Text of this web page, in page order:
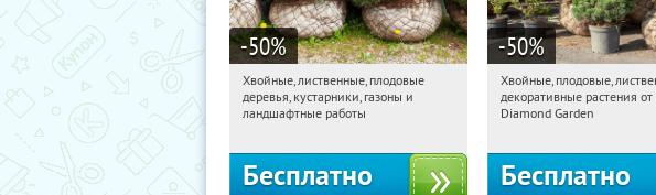
-50%
08:12:25 Получили:
Павелецкая
Угрешская
Хвойные, лиственные, плодовые
деревья, кустарники, газоны и
ландшафтные работы
Бесплатно
-50%
08:12:25
Выставочная
Хвойные, плодовые,
декоративные растения
Diamond Garden
Бесплатно